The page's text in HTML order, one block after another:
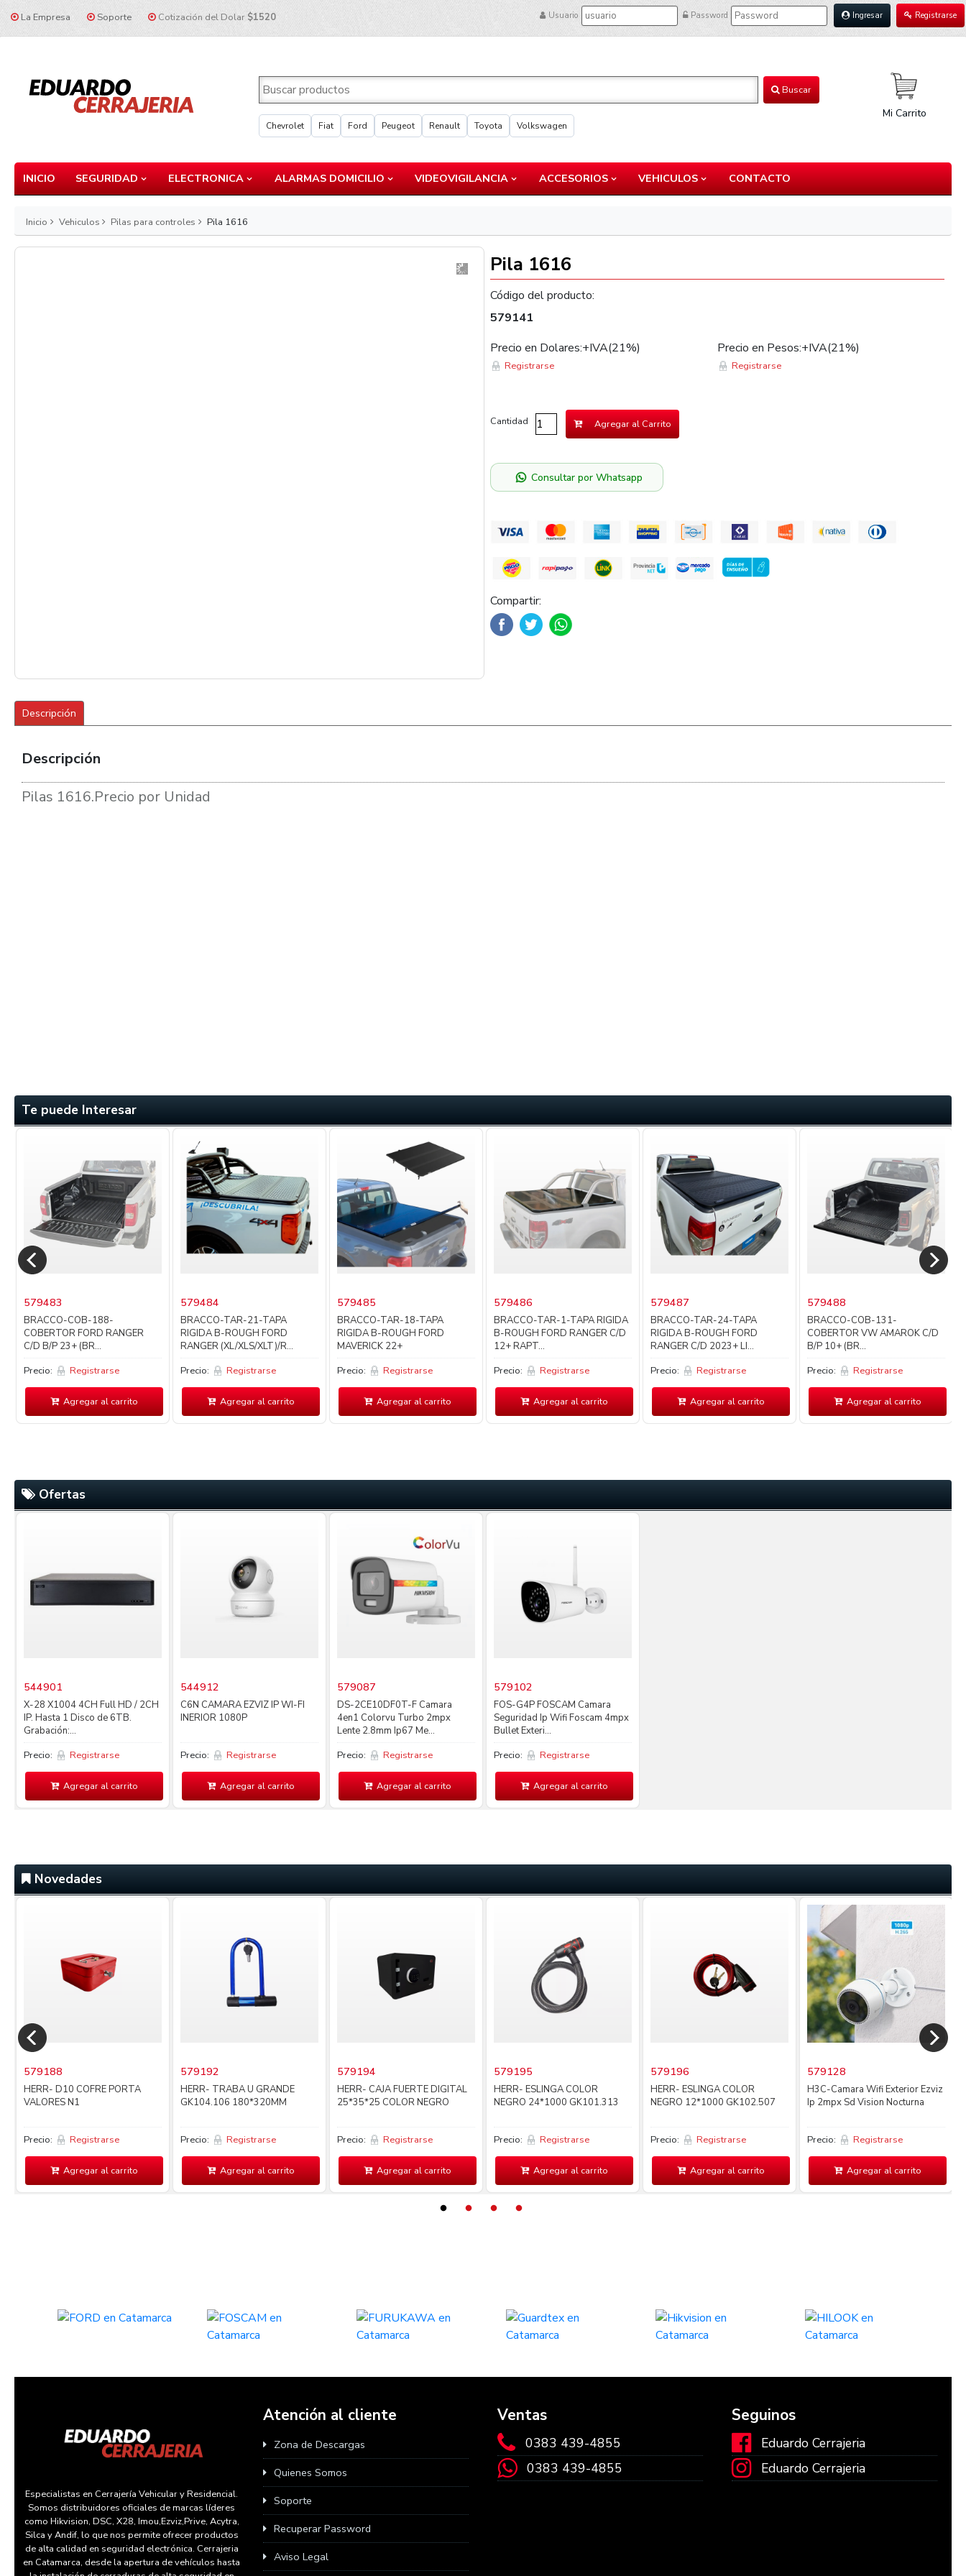
La Empresa Soporte Cotización del Dolar $1520 Usuario Password Ingresar Registrarse
Buscar
Chevrolet Fiat Ford Peugeot Renault Toyota Volkswagen
Mi Carrito
INICIO SEGURIDAD ELECTRONICA ALARMAS DOMICILIO VIDEOVIGILANCIA ACCESORIOS VEHICULOS CONTACTO
Inicio Vehiculos Pilas para controles Pila 1616
Pila 1616
Código del producto:
579141
Precio en Dolares:+IVA(21%)
Registrarse
Precio en Pesos:+IVA(21%)
Registrarse
Cantidad Agregar al Carrito
Consultar por Whatsapp
Compartir:
Descripción
Descripción
Pilas 1616.Precio por Unidad
Te puede Interesar
579483
BRACCO-COB-188-
COBERTOR FORD RANGER
C/D B/P 23+ (BR...
Precio:
Registrarse
Agregar al carrito
579484
BRACCO-TAR-21-TAPA
RIGIDA B-ROUGH FORD
RANGER (XL/XLS/XLT)/R...
Precio:
Registrarse
Agregar al carrito
579485
BRACCO-TAR-18-TAPA
RIGIDA B-ROUGH FORD
MAVERICK 22+
Precio:
Registrarse
Agregar al carrito
579486
BRACCO-TAR-1-TAPA RIGIDA
B-ROUGH FORD RANGER C/D
12+ RAPT...
Precio:
Registrarse
Agregar al carrito
579487
BRACCO-TAR-24-TAPA
RIGIDA B-ROUGH FORD
RANGER C/D 2023+ LI...
Precio:
Registrarse
Agregar al carrito
579488
BRACCO-COB-131-
COBERTOR VW AMAROK C/D
B/P 10+ (BR...
Precio:
Registrarse
Agregar al carrito
Ofertas
544901
X-28 X1004 4CH Full HD / 2CH
IP. Hasta 1 Disco de 6TB.
Grabación:...
Precio:
Registrarse
Agregar al carrito
544912
C6N CAMARA EZVIZ IP WI-FI
INERIOR 1080P
Precio: Registrarse
Agregar al carrito
579087
DS-2CE10DF0T-F Camara
4en1 Colorvu Turbo 2mpx
Lente 2.8mm Ip67 Me...
Precio:
Registrarse
Agregar al carrito
579102
FOS-G4P FOSCAM Camara
Seguridad Ip Wifi Foscam 4mpx
Bullet Exteri...
Precio:
Registrarse
Agregar al carrito
Novedades
579188
HERR- D10 COFRE PORTA
VALORES N1
Precio: Registrarse
Agregar al carrito
579192
HERR- TRABA U GRANDE
GK104.106 180*320MM
Precio: Registrarse
Agregar al carrito
579194
HERR- CAJA FUERTE DIGITAL
25*35*25 COLOR NEGRO
Precio: Registrarse
Agregar al carrito
579195
HERR- ESLINGA COLOR
NEGRO 24*1000 GK101.313
Precio: Registrarse
Agregar al carrito
579196
HERR- ESLINGA COLOR
NEGRO 12*1000 GK102.507
Precio: Registrarse
Agregar al carrito
579128
H3C-Camara Wifi Exterior Ezviz
Ip 2mpx Sd Vision Nocturna
Precio: Registrarse
Agregar al carrito
Especialistas en Cerrajería Vehicular y Residencial.
Somos distribuidores oficiales de marcas líderes
como Hikvision, DSC, X28, Imou,Ezviz,Prive, Acytra,
Silca y Andif, lo que nos permite ofrecer productos
de alta calidad en seguridad electrónica. Cerrajeria
en Catamarca, desde la apertura de vehículos hasta
Atención al cliente
Zona de Descargas
Quienes Somos
Soporte
Recuperar Password
Aviso Legal
Ventas
0383 439-4855
0383 439-4855
Seguinos
Eduardo Cerrajeria
Eduardo Cerrajeria